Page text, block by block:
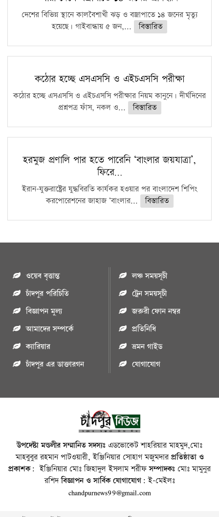
দেশের বিভিন্ন স্থানে কালবৈশাখী ঝড় ও বজ্রাপাতে ১৪ জনের মৃত্যু
হয়েছে। গাইবান্ধায় ৫ জন,...
বিস্তারিত
কঠোর হচ্ছে এসএসসি ও এইচএসসি পরীক্ষা
কঠোর হচ্ছে এসএসসি ও এইচএসসি পরীক্ষার নিয়ম কানুনে। দীর্ঘদিনের
প্রশ্নপত্র ফাঁস, নকল ও...
বিস্তারিত
হরমুজ প্রণালি পার হতে পারেনি ‘বাংলার জয়যাত্রা’,
ফিরে…
ইরান-যুক্তরাষ্ট্রের যুদ্ধবিরতি কার্যকর হওয়ার পর বাংলাদেশ শিপিং
করপোরেশনের জাহাজ ‘বাংলার...
বিস্তারিত
ওয়েব বৃত্তান্ত
চাঁদপুর পরিচিতি
বিজ্ঞাপন মুল্য
আমাদের সম্পর্কে
ক্যারিয়ার
চাঁদপুর এর ডাক্তারগন
লঞ্চ সময়সূচী
ট্রেন সময়সূচী
জরুরী ফোন নম্বর
প্রতিনিধি
ভ্রমন গাইড
যোগাযোগ
উপদেষ্টা মন্ডলীর সম্মানিত সদস্যঃ এডভোকেট শাহরিয়ার মাহমুদ,মোঃ
মাহবুবুর রহমান পাটওয়ারী, ইঞ্জিনিয়ার সোহাগ মজুমদারপ্রতিষ্ঠাতা ও
প্রকাশক: ইঞ্জিনিয়ার মোঃ জিহাদুল ইসলাম শরীফসম্পাদকঃ মোঃ মামুনুর
রশিদবিজ্ঞাপন ও সার্বিক যোগাযোগ: ই-মেইলঃ
chandpurnews99@gmail.com